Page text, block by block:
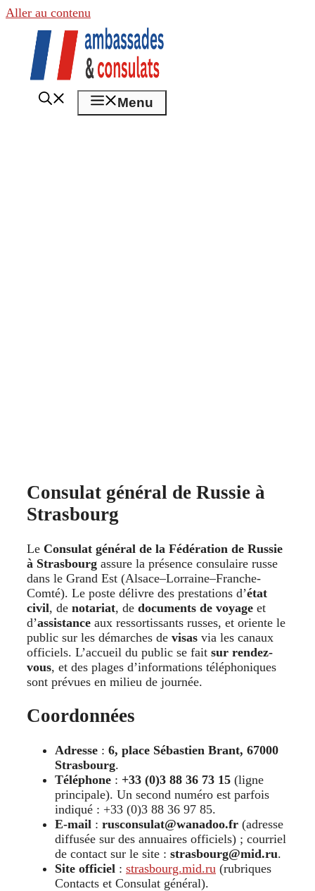
Aller au contenu
Menu
Consulat général de Russie à
Strasbourg
Le Consulat général de la Fédération de Russie
à Strasbourg assure la présence consulaire russe
dans le Grand Est (Alsace–Lorraine–Franche-
Comté). Le poste délivre des prestations d’état
civil, de notariat, de documents de voyage et
d’assistance aux ressortissants russes, et oriente le
public sur les démarches de visas via les canaux
officiels. L’accueil du public se fait sur rendez-
vous, et des plages d’informations téléphoniques
sont prévues en milieu de journée.
Coordonnées
Adresse : 6, place Sébastien Brant, 67000
Strasbourg.
Téléphone : +33 (0)3 88 36 73 15 (ligne
principale). Un second numéro est parfois
indiqué : +33 (0)3 88 36 97 85.
E-mail : rusconsulat@wanadoo.fr (adresse
diffusée sur des annuaires officiels) ; courriel
de contact sur le site : strasbourg@mid.ru.
Site officiel : strasbourg.mid.ru (rubriques
Contacts et Consulat général).